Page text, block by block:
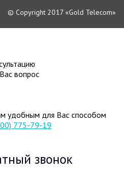
© Copyright 2017 «Gold Telecom»
вопрос
удобным для Вас способом
775-79-19
звонок